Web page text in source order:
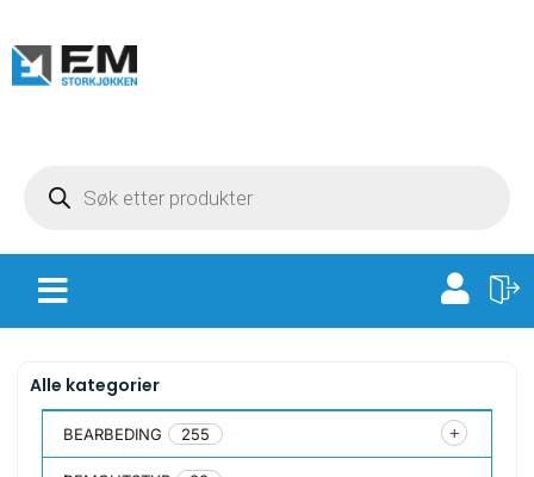
Alle kategorier
BEARBEDING 255